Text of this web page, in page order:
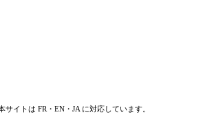
サイトは FR・EN・JA に対応しています。